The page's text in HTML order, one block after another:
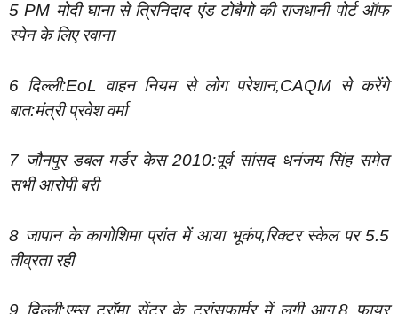
5 PM मोदी घाना से त्रिनिदाद एंड टोबैगो की राजधानी पोर्ट ऑफ
स्पेन के लिए रवाना
6 दिल्ली:EoL वाहन नियम से लोग परेशान,CAQM से करेंगे
बात:मंत्री प्रवेश वर्मा
7 जौनपुर डबल मर्डर केस 2010:पूर्व सांसद धनंजय सिंह समेत
सभी आरोपी बरी
8 जापान के कागोशिमा प्रांत में आया भूकंप,रिक्टर स्केल पर 5.5
तीव्रता रही
9 दिल्ली:एम्स ट्रॉमा सेंटर के ट्रांसफार्मर में लगी आग,8 फायर